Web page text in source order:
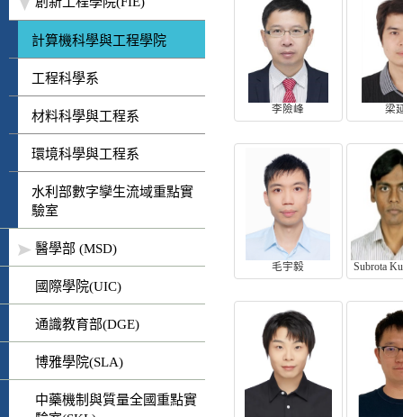
計算機科學與工程學院
工程科學系
材料科學與工程系
環境科學與工程系
水利部數字孿生流域重點實
驗室
醫學部 (MSD)
國際學院(UIC)
通識教育部(DGE)
博雅學院(SLA)
中藥機制與質量全國重點實
李險峰 梁
毛宇毅